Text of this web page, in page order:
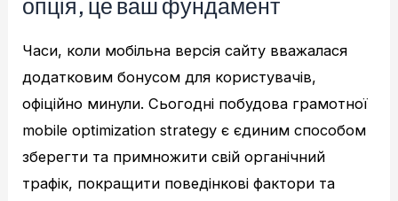
Часи, коли мобільна версія сайту вважалася
додатковим бонусом для користувачів,
офіційно минули. Сьогодні побудова грамотної
mobile optimization strategy є єдиним способом
зберегти та примножити свій органічний
трафік, покращити поведінкові фактори та